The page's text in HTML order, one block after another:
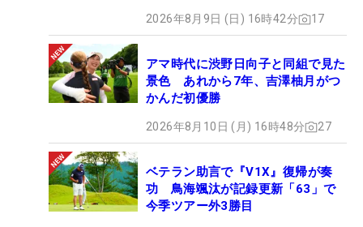
2026年8月9日 (日) 16時42分 17
アマ時代に渋野日向子と同組で見た
景色 あれから7年、吉澤柚月がつ
かんだ初優勝
2026年8月10日 (月) 16時48分 27
ベテラン助言で『V1X』復帰が奏
功 鳥海颯汰が記録更新「63」で
今季ツアー外3勝目